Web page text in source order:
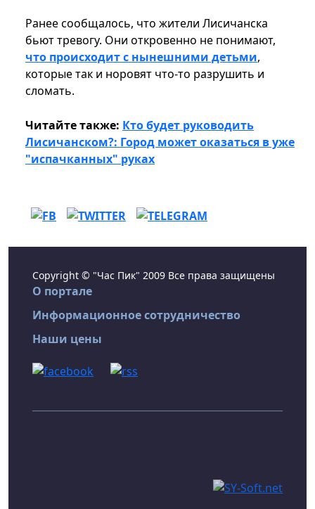
Ранее сообщалось, что жители Лисичанска
бьют тревогу. Они откровенно не понимают,
что происходит с нынешними детьми,
которые так и норовят что-то разрушить и
сломать.
Читайте также: Кто будет руководить
Лисичанском?: Город может оказаться в уже
"испачканных" руках
Copyright © "Час Пик" 2009 Все права защищены
О портале
Информационное сотрудничество
Наши цены